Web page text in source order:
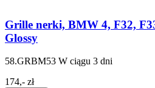
Grille nerki, BMW 4, F32,
Glossy
58.GRBM53 W ciągu 3 dni
174,- zł